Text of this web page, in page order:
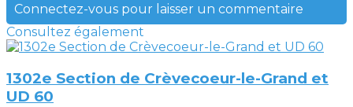
Connectez-vous pour laisser un commentaire
Consultez également
1302e Section de Crèvecoeur-le-Grand et
UD 60